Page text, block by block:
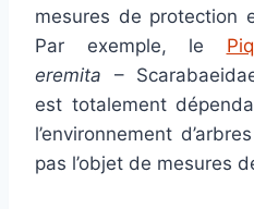
mesures de protection
Par exemple, le
eremita –
est totalement
l’environnement
pas l’objet de mesures